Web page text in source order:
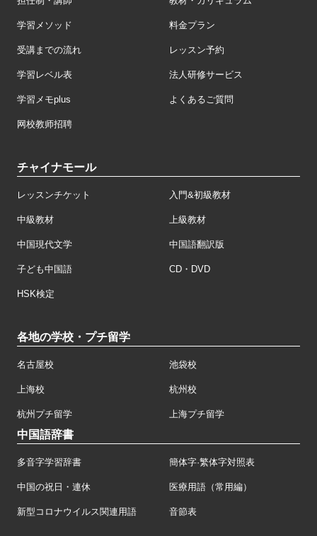
学習メソッド 料金プラン
受講までの流れ レッスン予約
学習レベル表 法人研修サービス
学習メモplus よくあるご質問
网校教师招聘
チャイナモール
レッスンチケット 入門&初級教材
中級教材 上級教材
中国現代文学 中国語翻訳版
子ども中国語 CD・DVD
HSK検定
各地の学校・プチ留学
名古屋校 池袋校
上海校 杭州校
杭州プチ留学 上海プチ留学
中国語辞書
多音字学習辞書 簡体字·繁体字対照表
中国の祝日・連休 医療用語（常用編）
新型コロナウイルス関連用語 音節表